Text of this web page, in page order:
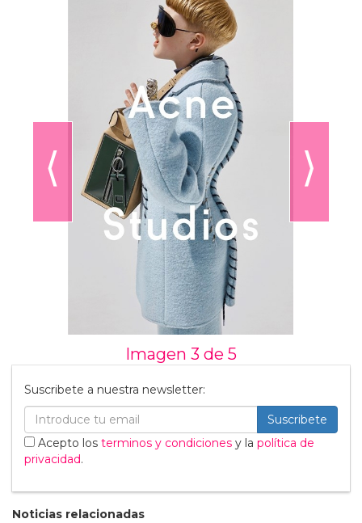
⟨ ⟩
Imagen 3 de 5
Suscribete a nuestra newsletter:
Suscribete
Acepto los terminos y condiciones y la política de
privacidad.
Noticias relacionadas